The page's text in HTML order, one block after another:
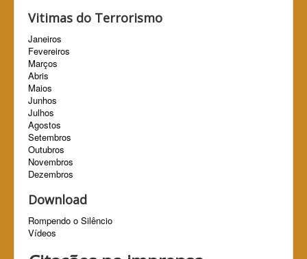
Vitimas do Terrorismo
Janeiros
Fevereiros
Marços
Abris
Maios
Junhos
Julhos
Agostos
Setembros
Outubros
Novembros
Dezembros
Download
Rompendo o Silêncio
Vídeos